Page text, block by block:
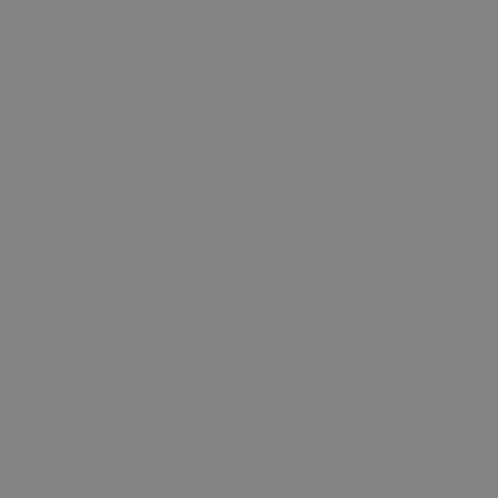
ανθρώπων
προκειμένου να
Cookie-
τις
cookie
το
Script.com